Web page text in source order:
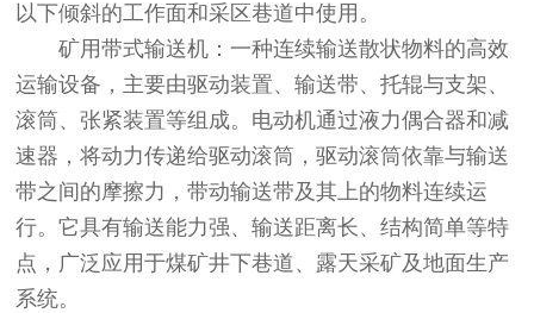
以下倾斜的工作面和采区巷道中使用。
矿用带式输送机 ：一种连续输送散状物料的高效
运输设备，主要由驱动装置、输送带、托辊与支架、
滚筒、张紧装置等组成。电动机通过液力偶合器和减
速器，将动力传递给驱动滚筒，驱动滚筒依靠与输送
带之间的摩擦力，带动输送带及其上的物料连续运
行。它具有输送能力强、输送距离长、结构简单等特
点，广泛应用于煤矿井下巷道、露天采矿及地面生产
系统。